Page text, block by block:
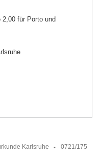
für Porto und
Karlsruhe
0721/175